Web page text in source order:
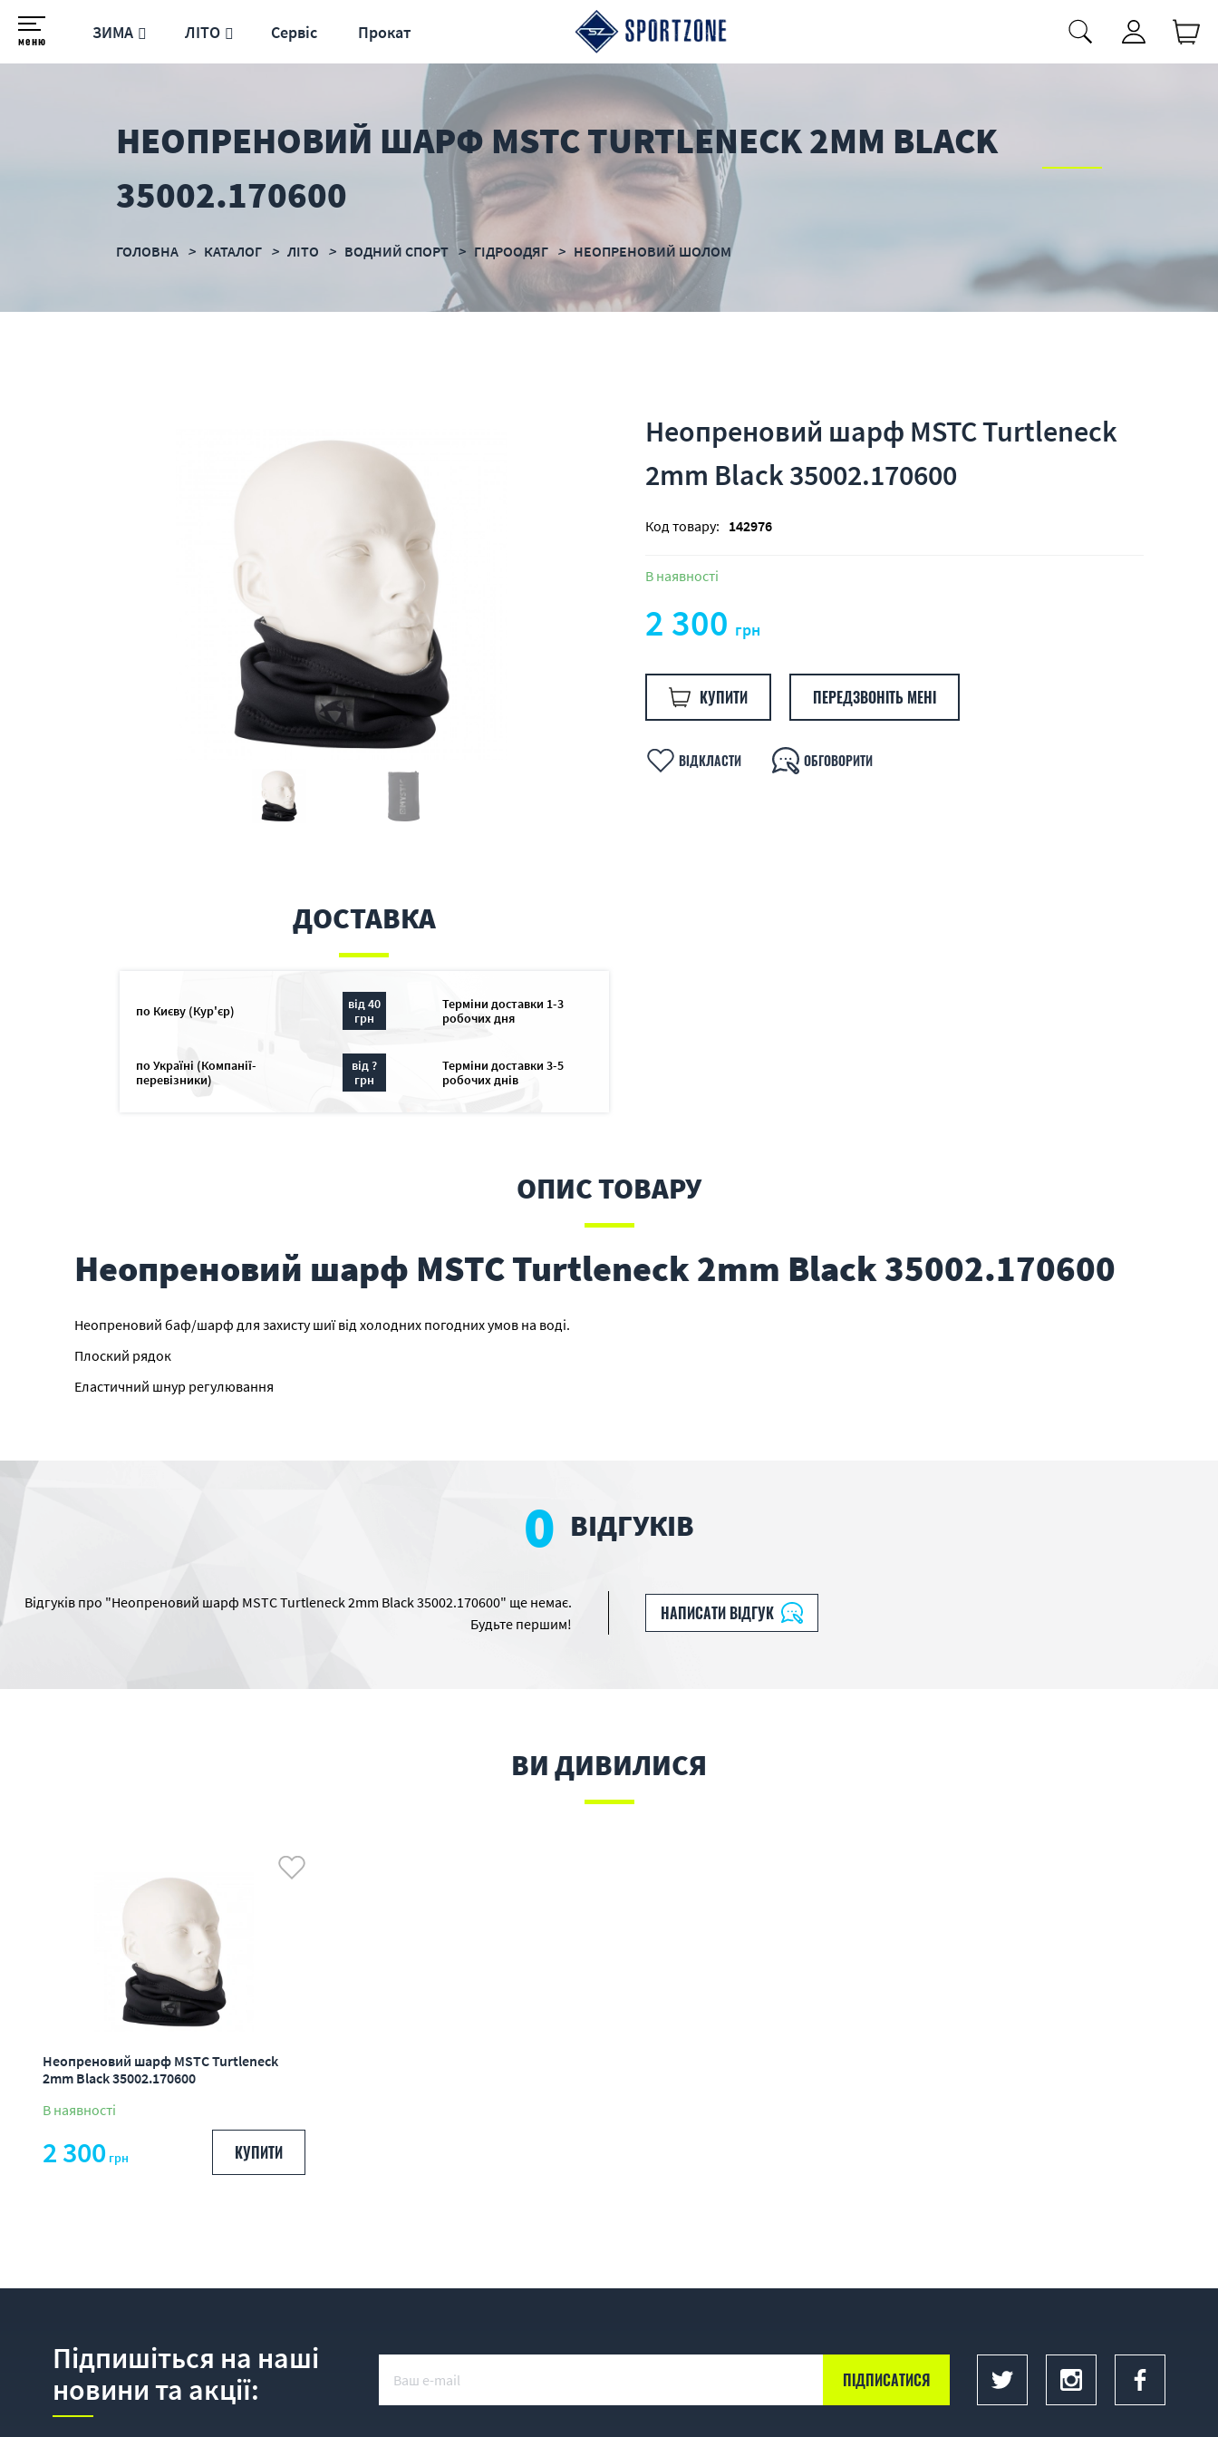
меню ЗИМА ЛІТО Сервіс Прокат
НЕОПРЕНОВИЙ ШАРФ MSTC TURTLENECK 2MM BLACK
35002.170600
ГОЛОВНА КАТАЛОГ ЛІТО ВОДНИЙ СПОРТ ГІДРООДЯГ НЕОПРЕНОВИЙ ШОЛОМ
Неопреновий шарф MSTC Turtleneck
2mm Black 35002.170600
Код товару: 142976
В наявності
2 300 грн
КУПИТИ ПЕРЕДЗВОНІТЬ МЕНІ
ВІДКЛАСТИ ОБГОВОРИТИ
ДОСТАВКА
по Києву (Кур'єр)
від 40
грн
Терміни доставки 1-3
робочих дня
по Україні (Компанії-
перевізники)
від ?
грн
Терміни доставки 3-5
робочих днів
ОПИС ТОВАРУ
Неопреновий шарф MSTC Turtleneck 2mm Black 35002.170600
Неопреновий баф/шарф для захисту шиї від холодних погодних умов на воді.
Плоский рядок
Еластичний шнур регулювання
0 ВІДГУКІВ
Відгуків про "Неопреновий шарф MSTC Turtleneck 2mm Black 35002.170600" ще немає.
Будьте першим!
НАПИСАТИ ВІДГУК
ВИ ДИВИЛИСЯ
Неопреновий шарф MSTC Turtleneck
2mm Black 35002.170600
В наявності
2 300 грн КУПИТИ
Підпишіться на наші
новини та акції: